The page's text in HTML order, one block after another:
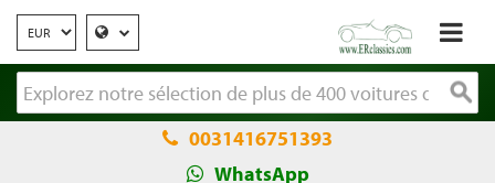
0031416751393
WhatsApp